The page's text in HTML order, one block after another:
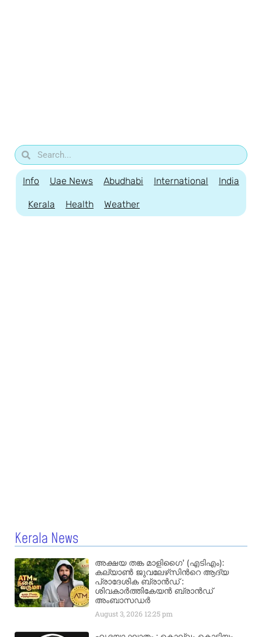
Info Uae News Abudhabi International India
Kerala Health Weather
Kerala News
അക്ഷയ തങ്ക മാളിഗൈ’ (എടിഎം):
കല്യാണ്‍ ജുവലേഴ്‌സിന്‍റെ ആദ്യ
പ്രാദേശിക ബ്രാന്‍ഡ് :
ശിവകാര്‍ത്തികേയന്‍ ബ്രാന്‍ഡ്
അംബാസഡര്‍
August 3, 2026 12:25 pm